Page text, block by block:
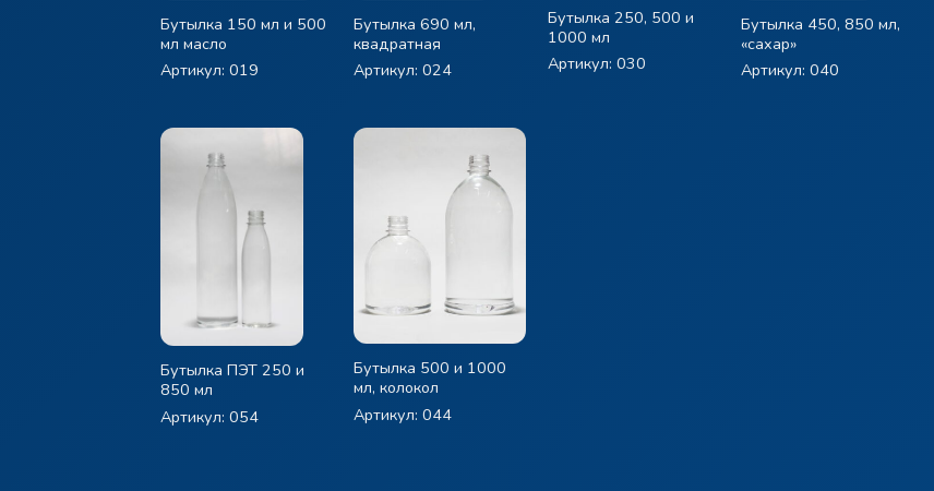
Бутылка 150 мл и 500
мл масло
Артикул: 019
Бутылка 690 мл,
квадратная
Артикул: 024
Бутылка 250, 500 и
1000 мл
Артикул: 030
Бутылка 450, 850 мл,
«сахар»
Артикул: 040
Бутылка ПЭТ 250 и
850 мл
Артикул: 054
Бутылка 500 и 1000
мл, колокол
Артикул: 044